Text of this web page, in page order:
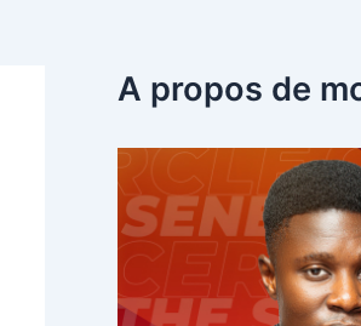
A propos de